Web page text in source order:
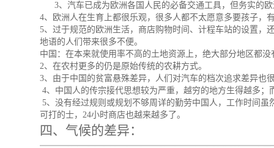
3、汽车已成为欧洲各国人民的必备交通工具，但务实的欧
4、欧洲人在生育上都很乐观，很多人都不太愿意多要孩子，
5、过于规范的欧洲生活，商店购物时间、计程车站的设置，
地语的人们带来很多不便。
中国：在本来就使用率不高的土地资源上，绝大部分地区都
2、在农村更多的仍是原始传统的农耕方式。
3、由于中国的贫富悬殊差异，人们对汽车的档次追求差异
4、中国人的传宗接代思想较为严重，越穷的地方生得越多；
5、没有经过规则或规划不够周详的勤劳中国人，工作时间
可打的士，24小时商店也越来越多了。
四、气候的差异：